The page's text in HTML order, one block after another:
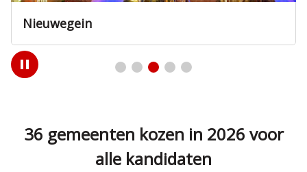
Nieuwegein
Play
/
36 gemeenten kozen in 2026 voor
alle kandidaten